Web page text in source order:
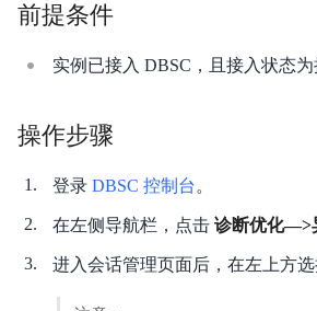
产品定价
快速入门
前提条件
实例已接入 DBSC，且接入状态为
操作步骤
登录 DBSC 控制台 。
在左侧导航栏，点击 诊断优化—>
进入会话管理页面后，在左上方选